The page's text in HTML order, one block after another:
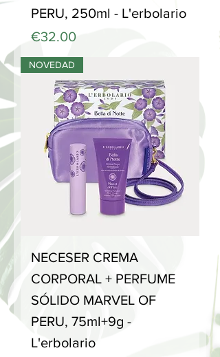
PERU, 250ml - L'erbolario
Price
€32.00
NOVEDAD
NECESER CREMA
CORPORAL + PERFUME
SÓLIDO MARVEL OF
PERU, 75ml+9g -
L'erbolario